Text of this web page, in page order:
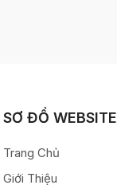
SƠ ĐỒ WEBSITE
Trang Chủ
Giới Thiệu